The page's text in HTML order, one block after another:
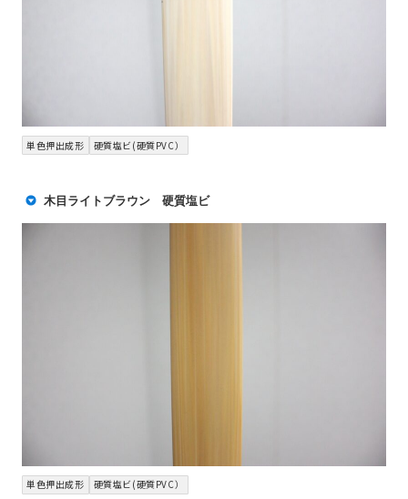
単色押出成形 硬質塩ビ(硬質PVC）
木目ライトブラウン 硬質塩ビ
単色押出成形 硬質塩ビ(硬質PVC）